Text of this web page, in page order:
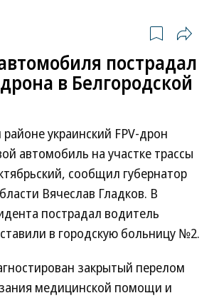
пострадал
в Белгородской
украинский FPV-дрон
автомобиль на участке трассы
сообщил губернатор
Вячеслав Гладков. В
пострадал водитель
в городскую больницу №2.
закрытый перелом
медицинской помощи и